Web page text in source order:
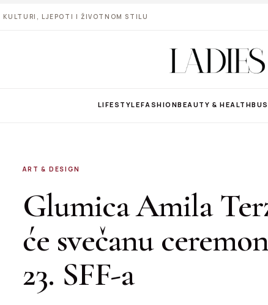
KULTURI, LJEPOTI I ŽIVOTNOM STILU
LIFESTYLEFASHIONBEAUTY & HEALTH
ART & DESIGN
Glumica Amila
će svečanu
23. SFF-a